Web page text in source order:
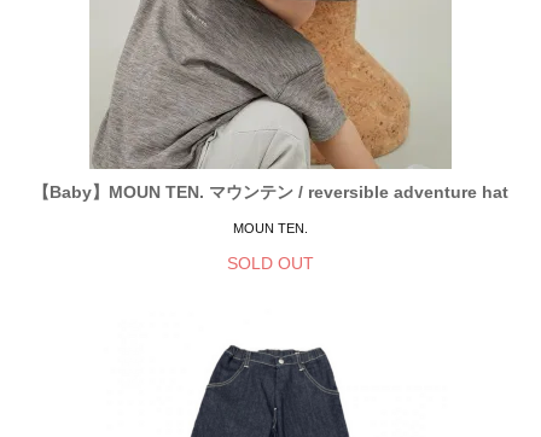
【Baby】MOUN TEN. マウンテン / reversible adventure hat
MOUN TEN.
SOLD OUT